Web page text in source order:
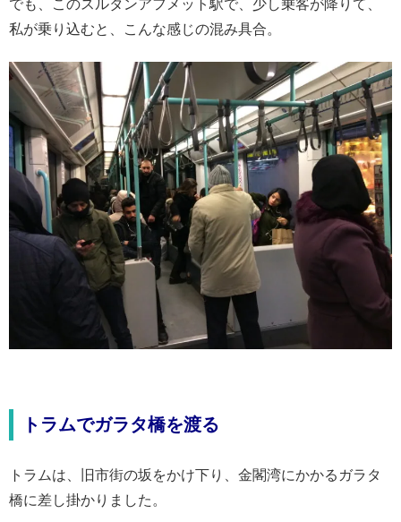
でも、このスルタンアフメット駅で、少し乗客が降りて、
私が乗り込むと、こんな感じの混み具合。
トラムでガラタ橋を渡る
トラムは、旧市街の坂をかけ下り、金閣湾にかかるガラタ
橋に差し掛かりました。